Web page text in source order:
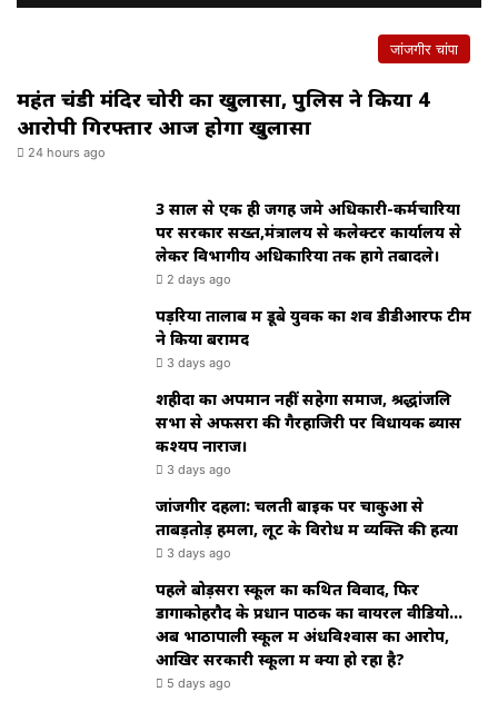
जांजगीर चांपा
महंत चंडी मंदिर चोरी का खुलासा, पुलिस ने किया 4
आरोपी गिरफ्तार आज होगा खुलासा
24 hours ago
3 साल से एक ही जगह जमे अधिकारी-कर्मचारियों
पर सरकार सख्त,मंत्रालय से कलेक्टर कार्यालय से
लेकर विभागीय अधिकारियों तक होंगे तबादले।
2 days ago
पड़रिया तालाब में डूबे युवक का शव डीडीआरफ टीम
ने किया बरामद
3 days ago
शहीदों का अपमान नहीं सहेगा समाज, श्रद्धांजलि
सभा से अफसरों की गैरहाजिरी पर विधायक ब्यास
कश्यप नाराज।
3 days ago
जांजगीर दहला: चलती बाइक पर चाकुओं से
ताबड़तोड़ हमला, लूट के विरोध में व्यक्ति की हत्या
3 days ago
पहले बोड़सरा स्कूल का कथित विवाद, फिर
डोंगाकोहरौद के प्रधान पाठक का वायरल वीडियो…
अब भाठापाली स्कूल में अंधविश्वास का आरोप,
आखिर सरकारी स्कूलों में क्या हो रहा है?
5 days ago